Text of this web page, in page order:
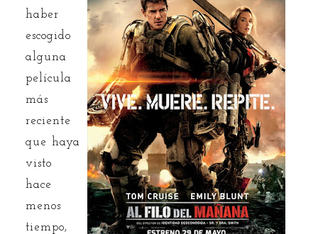
haber
escogido
alguna
película
más
reciente
que haya
visto
hace
menos
tiempo,